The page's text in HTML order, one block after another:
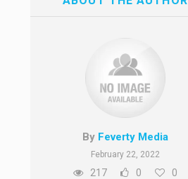
By Feverty Media
February 22, 2022
217 0 0